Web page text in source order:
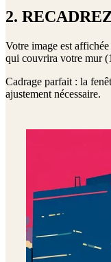
2.
Votre image est
qui couvrira votre mur (
Cadrage parfait : la
ajustement nécessaire.